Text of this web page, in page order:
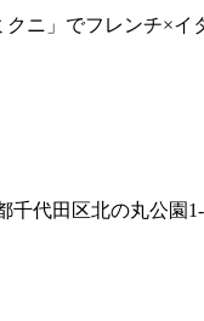
ニ」でフレンチ×
千代田区北の丸公園